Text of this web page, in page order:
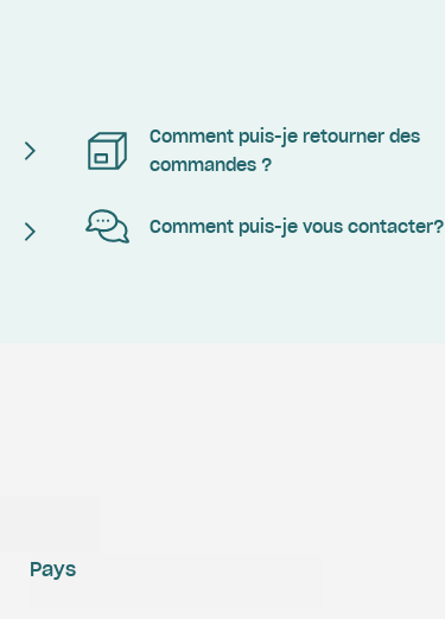
Comment puis-je retourner des
commandes ?
Comment puis-je vous contacter?
Pays